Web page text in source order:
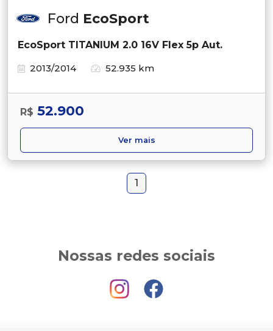
Ford EcoSport
EcoSport TITANIUM 2.0 16V Flex 5p Aut.
2013/2014
52.935 km
R$ 52.900
Ver mais
1
Nossas redes sociais